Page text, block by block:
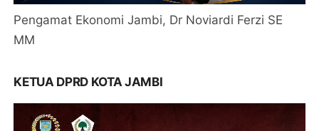
Pengamat Ekonomi Jambi, Dr Noviardi Ferzi SE
MM
KETUA DPRD KOTA JAMBI